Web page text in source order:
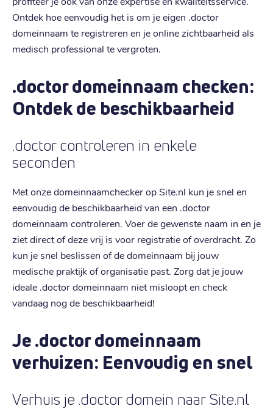
Ontdek hoe eenvoudig het is om je eigen .doctor
domeinnaam te registreren en je online zichtbaarheid als
medisch professional te vergroten.
.doctor domeinnaam checken:
Ontdek de beschikbaarheid
.doctor controleren in enkele
seconden
Met onze domeinnaamchecker op Site.nl kun je snel en
eenvoudig de beschikbaarheid van een .doctor
domeinnaam controleren. Voer de gewenste naam in en je
ziet direct of deze vrij is voor registratie of overdracht. Zo
kun je snel beslissen of de domeinnaam bij jouw
medische praktijk of organisatie past. Zorg dat je jouw
ideale .doctor domeinnaam niet misloopt en check
vandaag nog de beschikbaarheid!
Je .doctor domeinnaam
verhuizen: Eenvoudig en snel
Verhuis je .doctor domein naar Site.nl